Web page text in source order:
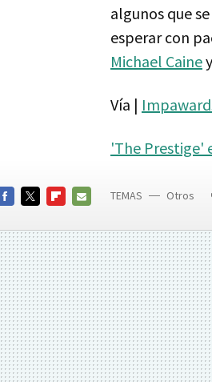
algunos que
esperar con
Michael Cainey
Vía |
'The Prestige'
MAIL
TEMAS Otros